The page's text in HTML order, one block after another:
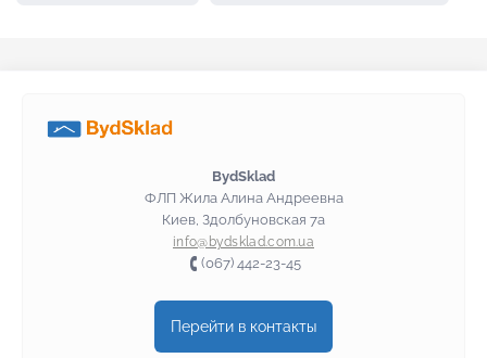
BydSklad
ФЛП Жила Алина Андреевна
Киев, Здолбуновская 7а
info@bydsklad.com.ua
(067) 442-23-45
Перейти в контакты